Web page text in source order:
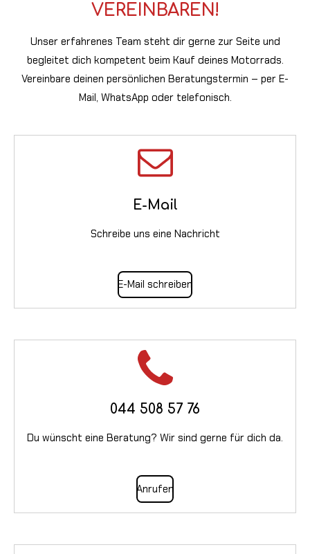
VEREINBAREN!
Unser erfahrenes Team steht dir gerne zur Seite und
begleitet dich kompetent beim Kauf deines Motorrads.
Vereinbare deinen persönlichen Beratungstermin – per E-
Mail, WhatsApp oder telefonisch.
E-Mail
Schreibe uns eine Nachricht
E-Mail schreiben
044 508 57 76
Du wünscht eine Beratung? Wir sind gerne für dich da.
Anrufen